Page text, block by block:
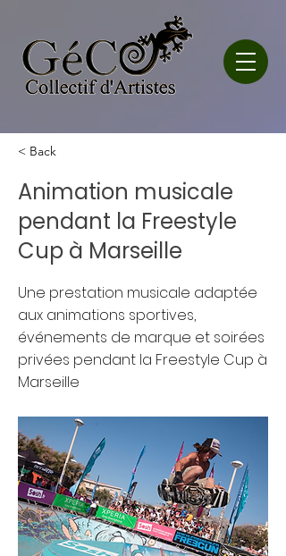
< Back
Animation musicale
pendant la Freestyle
Cup à Marseille
Une prestation musicale adaptée
aux animations sportives,
événements de marque et soirées
privées pendant la Freestyle Cup à
Marseille